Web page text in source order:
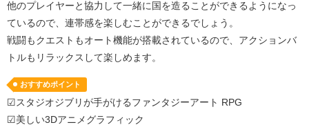
他のプレイヤーと協力して一緒に国を造ることができるようになっ
ているので、連帯感を楽しむことができるでしょう。
戦闘もクエストもオート機能が搭載されているので、アクションバ
トルもリラックスして楽しめます。
おすすめポイント
☑スタジオジブリが手がけるファンタジーアート RPG
☑美しい3Dアニメグラフィック